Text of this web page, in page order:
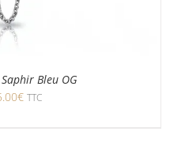
Bleu OG
€ TTC